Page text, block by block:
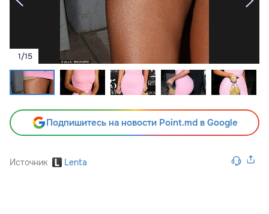
1/15
Подпишитесь на новости Point.md в Google
Источник Lenta